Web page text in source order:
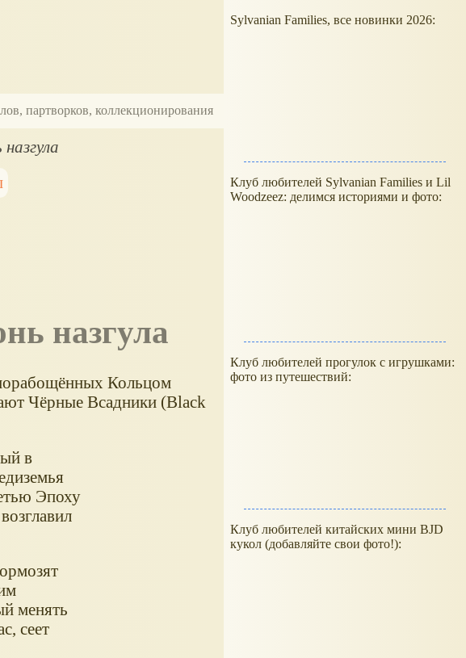
партворков, коллекционирования
назгула
Кольцом
Чёрные Всадники (Black
в
Эпоху
менять
сеет
Sylvanian Families, все новинки 2026:
Клуб любителей Sylvanian Families и Lil
Woodzeez: делимся историями и фото:
Клуб любителей прогулок с игрушками:
фото из путешествий:
Клуб любителей китайских мини BJD
кукол (добавляйте свои фото!):